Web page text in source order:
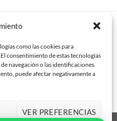
como las cookies para
consentimiento de estas tecnologías
navegación o las identificaciones
puede afectar negativamente a
VER PREFERENCIAS